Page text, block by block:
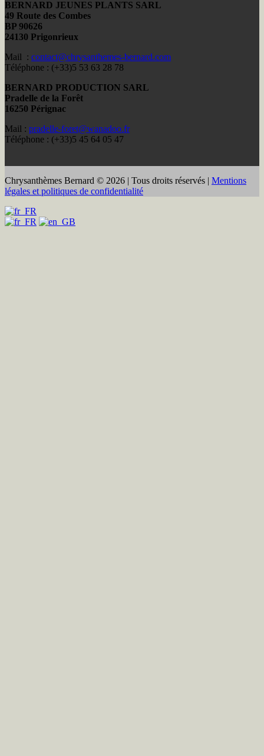
BERNARD JEUNES PLANTS SARL
49 Route des Combes
BP 90626
24130 Prigonrieux
Mail : contact@chrysanthemes-bernard.com
Téléphone : (+33)5 53 63 28 78
BERNARD PRODUCTION SARL
Pradelle de la Forêt
16250 Pérignac
Mail : pradelle-foret@wanadoo.fr
Téléphone : (+33)5 45 64 05 47
Chrysanthèmes Bernard © 2026 | Tous droits réservés | Mentions
légales et politiques de confidentialité